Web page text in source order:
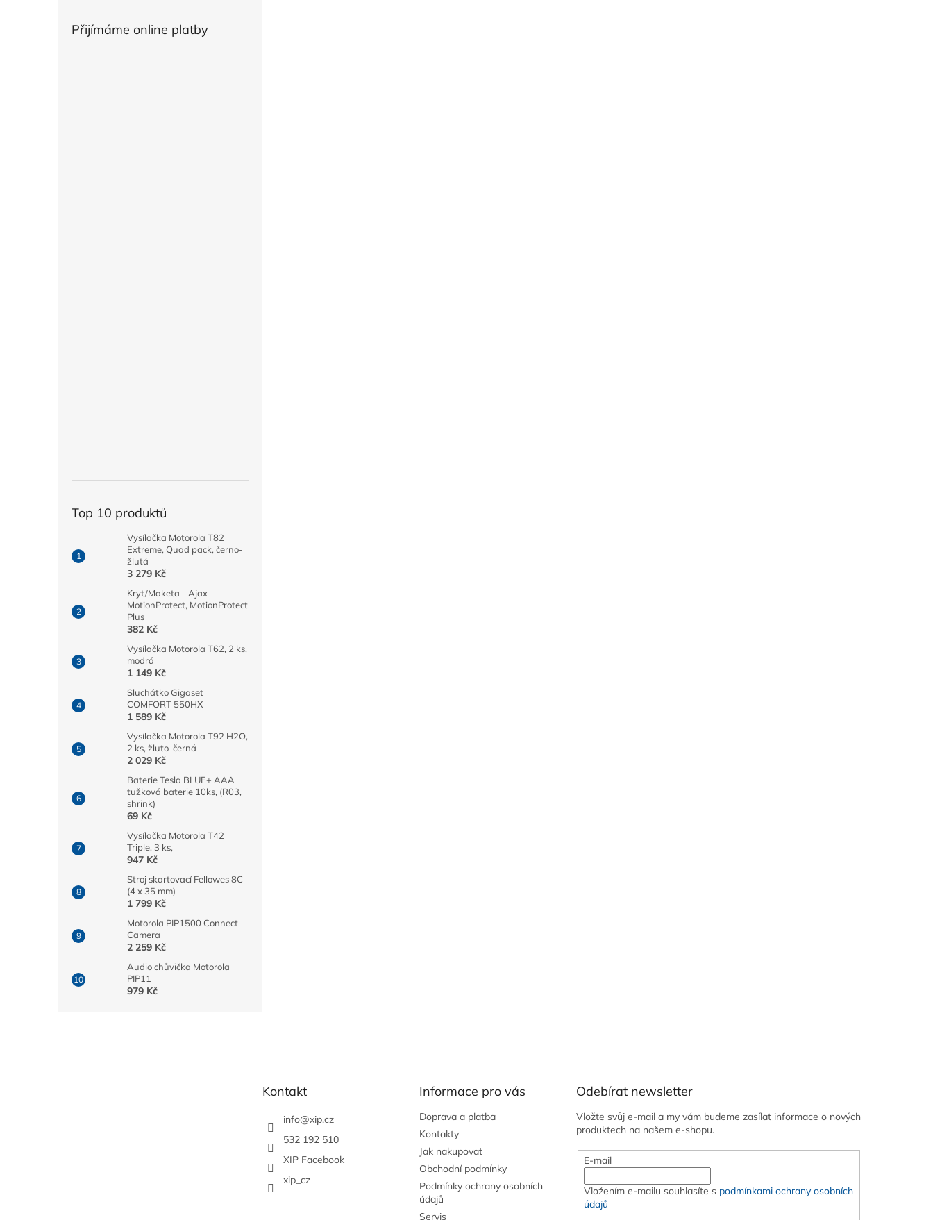
Přijímáme online platby
Top 10 produktů
Vysílačka Motorola T82
Extreme, Quad pack, černo-
žlutá
3 279 Kč
Kryt/Maketa - Ajax
MotionProtect, MotionProtect
Plus
382 Kč
Vysílačka Motorola T62, 2 ks,
modrá
1 149 Kč
Sluchátko Gigaset
COMFORT 550HX
1 589 Kč
Vysílačka Motorola T92 H2O,
2 ks, žluto-černá
2 029 Kč
Baterie Tesla BLUE+ AAA
tužková baterie 10ks, (R03,
shrink)
69 Kč
Vysílačka Motorola T42
Triple, 3 ks,
947 Kč
Stroj skartovací Fellowes 8C
(4 x 35 mm)
1 799 Kč
Motorola PIP1500 Connect
Camera
2 259 Kč
Audio chůvička Motorola
PIP11
979 Kč
Kontakt
info@xip.cz
532 192 510
XIP Facebook
xip_cz
Informace pro vás
Doprava a platba
Kontakty
Jak nakupovat
Obchodní podmínky
Podmínky ochrany osobních
údajů
Servis
Odebírat newsletter
Vložte svůj e-mail a my vám budeme zasílat informace o nových
produktech na našem e-shopu.
E-mail
Vložením e-mailu souhlasíte s podmínkami ochrany osobních
údajů